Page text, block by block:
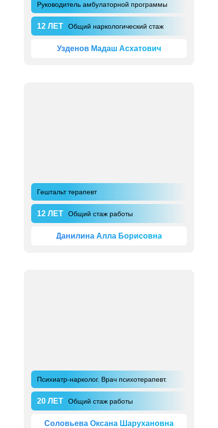
Руководитель амбулаторной программы
12 ЛЕТ Общий наркологический стаж
Узденов Мадаш Асхатович
Гештальт терапевт
12 ЛЕТ Общий стаж работы
Данилина Алла Борисовна
Психиатр-нарколог. Врач психотерапевт.
20 ЛЕТ Общий стаж работы
Соловьева Оксана Шарухановна